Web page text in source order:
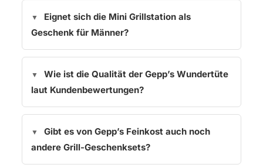
Eignet sich die Mini Grillstation als
Geschenk für Männer?
Wie ist die Qualität der Gepp’s Wundertüte
laut Kundenbewertungen?
Gibt es von Gepp’s Feinkost auch noch
andere Grill-Geschenksets?